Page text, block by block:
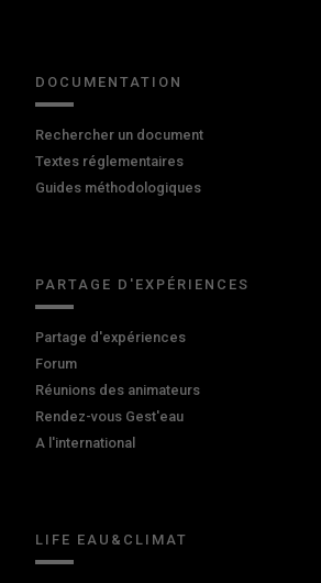
DOCUMENTATION
Rechercher un document
Textes réglementaires
Guides méthodologiques
PARTAGE D'EXPÉRIENCES
Partage d'expériences
Forum
Réunions des animateurs
Rendez-vous Gest'eau
A l'international
LIFE EAU&CLIMAT